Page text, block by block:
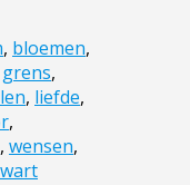
, bloemen,
grens,
, liefde,
,
, wensen,